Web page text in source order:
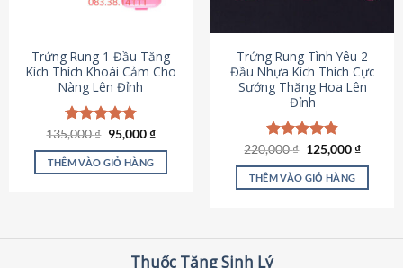
được
chọn
trên
trang
sản
phẩm
Trứng Rung 1 Đầu Tăng
Kích Thích Khoái Cảm Cho
Nàng Lên Đỉnh
Được xếp
hạng4.87
5 sao
135,000₫ Giá
gốc
là:
135,000 ₫.
95,000₫Giá
tại
THÊM VÀO GIỎ HÀNG
Trứng Rung Tình Yêu 2
Đầu Nhựa Kích Thích Cực
Sướng Thăng Hoa Lên
Đỉnh
Được xếp
hạng4.79
5 sao
220,000₫ Giá
là:
220,000 ₫.
125,000₫Giá
tại
THÊM VÀO GIỎ HÀNG
Thuốc Tăng Sinh Lý